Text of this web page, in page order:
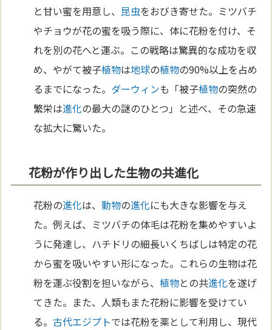
と甘い蜜を用意し、昆虫をおびき寄せた。ミツバチ
やチョウが花の蜜を吸う際に、体に花粉を付け、そ
れを別の花へと運ぶ。この戦略は驚異的な成功を収
め、やがて被子植物は地球の植物の90%以上を占め
るまでになった。 ダーウィンも「被子植物の突然の
繁栄は進化の最大の謎のひとつ」と述べ、その急速
な拡大に驚いた。
花粉が作り出した生物の共進化
花粉の進化は、動物の進化にも大きな影響を与え
た。例えば、ミツバチの体毛は花粉を集めやすいよ
うに発達し、ハチドリの細長いくちばしは特定の花
から蜜を吸いやすい形になった。これらの生物は花
粉を運ぶ役割を担いながら、植物との共進化を遂げ
てきた。また、人類もまた花粉に影響を受けてい
る。古代エジプトでは花粉を薬として利用し、現代